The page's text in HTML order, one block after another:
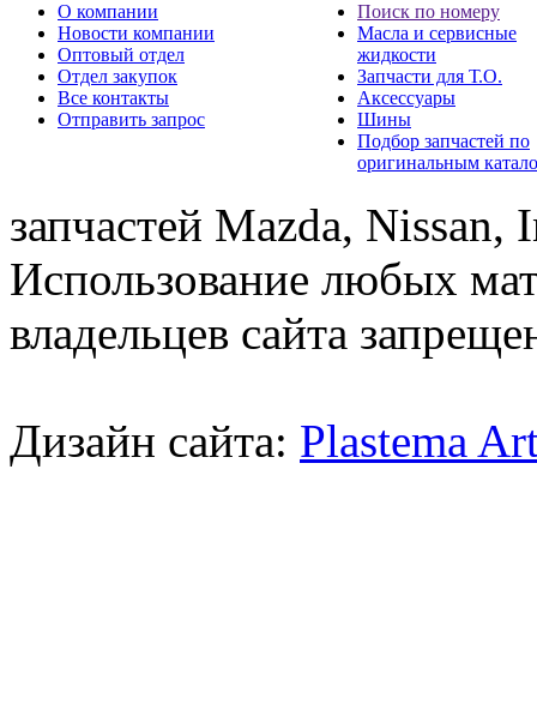
О компании
Новости компании
Оптовый отдел
Отдел закупок
Все контакты
Отправить запрос
Поиск по номеру
Масла и сервисные
жидкости
Запчасти для Т.О.
Аксессуары
Шины
Подбор запчастей по
оригинальным
запчастей Mazda,
Использование любых
владельцев сайта
Дизайн сайта: Plastema